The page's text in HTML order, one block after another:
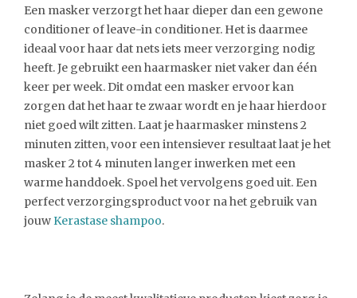
Een masker verzorgt het haar dieper dan een gewone
conditioner of leave-in conditioner. Het is daarmee
ideaal voor haar dat nets iets meer verzorging nodig
heeft. Je gebruikt een haarmasker niet vaker dan één
keer per week. Dit omdat een masker ervoor kan
zorgen dat het haar te zwaar wordt en je haar hierdoor
niet goed wilt zitten. Laat je haarmasker minstens 2
minuten zitten, voor een intensiever resultaat laat je het
masker 2 tot 4 minuten langer inwerken met een
warme handdoek. Spoel het vervolgens goed uit. Een
perfect verzorgingsproduct voor na het gebruik van
jouwKerastase shampoo.